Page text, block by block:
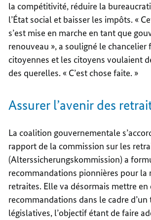
la compétitivité, réduire la
l’État social et baisser les impôts. «
s’est mise en marche en tant que
renouveau », a souligné le chancelier
citoyennes et les citoyens voulaient
des querelles. « C’est chose faite. »
Assurer l’avenir des
La coalition gouvernementale
rapport de la commission sur les
(Alterssicherungskommission) a
recommandations pionnières pour la
retraites. Elle va désormais mettre
recommandations dans le cadre
législatives, l’objectif étant de faire